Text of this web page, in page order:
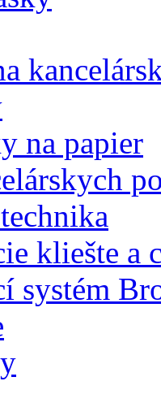
na papier
kliešte a
systém